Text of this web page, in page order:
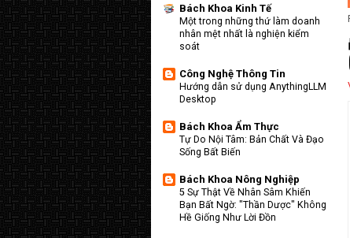
Bách Khoa Kinh Tế
Một trong những thứ làm doanh
nhân mệt nhất là nghiện kiểm
soát
Công Nghệ Thông Tin
Hướng dẫn sử dụng AnythingLLM
Desktop
Bách Khoa Ẩm Thực
Tự Do Nội Tâm: Bản Chất Và Đạo
Sống Bất Biến
Bách Khoa Nông Nghiệp
5 Sự Thật Về Nhân Sâm Khiến
Bạn Bất Ngờ: "Thần Dược" Không
Hề Giống Như Lời Đồn